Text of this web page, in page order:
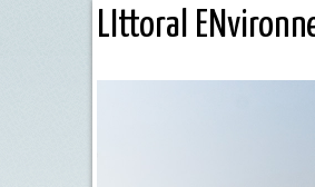
LIttoral